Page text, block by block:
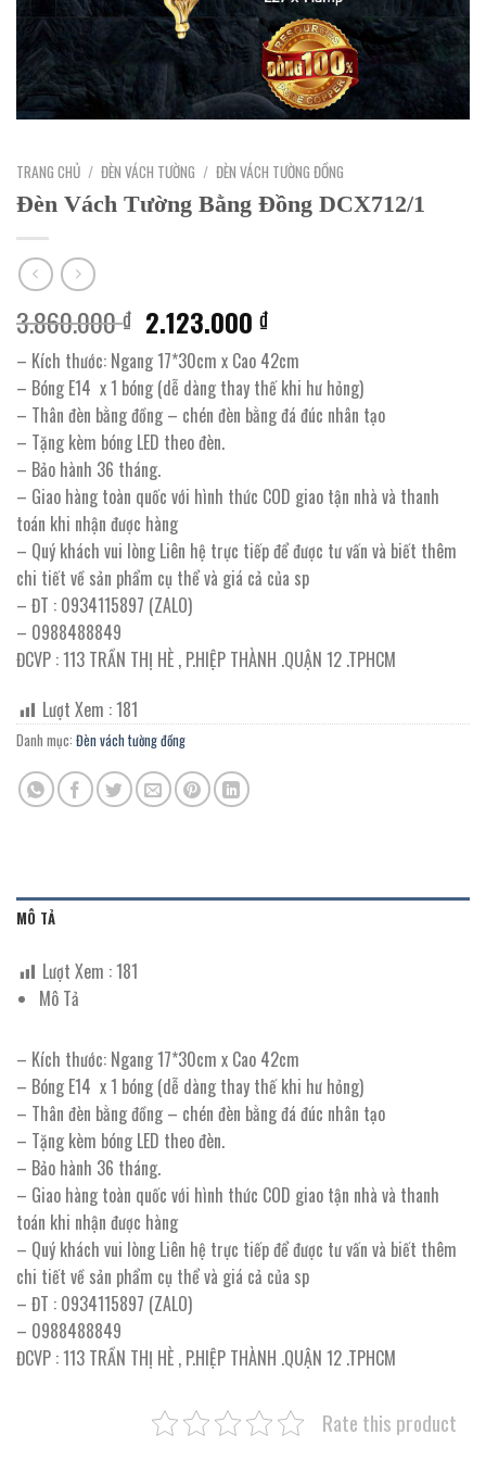
TRANG CHỦ / ĐÈN VÁCH TƯỜNG / ĐÈN VÁCH TƯỜNG ĐỒNG
Đèn Vách Tường Bằng Đồng DCX712/1
3.860.000₫ Giá
gốc
là:
3.860.000 ₫.
2.123.000₫Giá
hiện
tại
là:
2.123.000 ₫.
– Kích thước: Ngang 17*30cm x Cao 42cm
– Bóng E14 x 1 bóng (dễ dàng thay thế khi hư hỏng)
– Thân đèn bằng đồng – chén đèn bằng đá đúc nhân tạo
– Tặng kèm bóng LED theo đèn.
– Bảo hành 36 tháng.
– Giao hàng toàn quốc với hình thức COD giao tận nhà và thanh
toán khi nhận được hàng
– Quý khách vui lòng Liên hệ trực tiếp để được tư vấn và biết thêm
chi tiết về sản phẩm cụ thể và giá cả của sp
– ĐT : 0934115897 (ZALO)
– 0988488849
ĐCVP : 113 TRẦN THỊ HÈ , P.HIỆP THÀNH .QUẬN 12 .TPHCM
Lượt Xem :181
Danh mục: Đèn vách tường đồng
MÔ TẢ
Lượt Xem :181
Mô Tả
– Kích thước: Ngang 17*30cm x Cao 42cm
– Bóng E14 x 1 bóng (dễ dàng thay thế khi hư hỏng)
– Thân đèn bằng đồng – chén đèn bằng đá đúc nhân tạo
– Tặng kèm bóng LED theo đèn.
– Bảo hành 36 tháng.
– Giao hàng toàn quốc với hình thức COD giao tận nhà và thanh
toán khi nhận được hàng
– Quý khách vui lòng Liên hệ trực tiếp để được tư vấn và biết thêm
chi tiết về sản phẩm cụ thể và giá cả của sp
– ĐT : 0934115897 (ZALO)
– 0988488849
ĐCVP : 113 TRẦN THỊ HÈ , P.HIỆP THÀNH .QUẬN 12 .TPHCM
Rate this product